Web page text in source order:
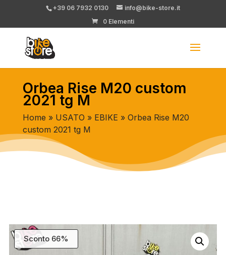
+39 06 7932 0130
info@bike-store.it
0 Elementi
Orbea Rise M20 custom
2021 tg M
Home » USATO » EBIKE » Orbea Rise M20
custom 2021 tg M
Sconto 66%